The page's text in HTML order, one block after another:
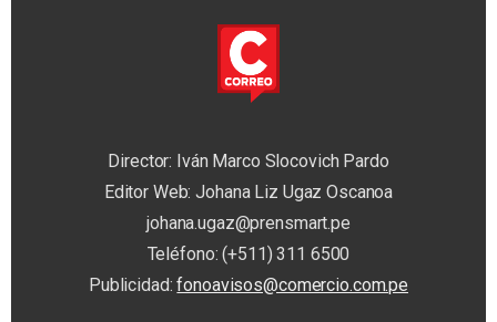
Director: Iván Marco Slocovich Pardo
Editor Web: Johana Liz Ugaz Oscanoa
johana.ugaz@prensmart.pe
Teléfono: (+511) 311 6500
Publicidad:fonoavisos@comercio.com.pe